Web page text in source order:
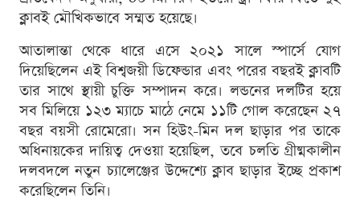
ক্লাবই মৌখিকভাবে সম্মত হয়েছে।
আতালান্তা থেকে ধারে এসে ২০২১ সালে স্পার্সে যোগ
দিয়েছিলেন এই বিশ্বজয়ী ডিফেন্ডার এবং পরের বছরই ক্লাবটি
তার সাথে স্থায়ী চুক্তি সম্পাদন করে। লন্ডনের দলটির হয়ে
সব মিলিয়ে ১২৩ ম্যাচে মাঠে নেমে ১১টি গোল করেছেন ২৭
বছর বয়সী রোমেরো। সন হিউং-মিন দল ছাড়ার পর তাকে
অধিনায়কের দায়িত্ব দেওয়া হয়েছিল, তবে চলতি গ্রীষ্মকালীন
দলবদলে নতুন চ্যালেঞ্জের উদ্দেশ্যে ক্লাব ছাড়ার ইচ্ছে প্রকাশ
করেছিলেন তিনি।